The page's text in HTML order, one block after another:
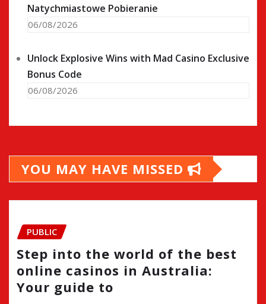
Natychmiastowe Pobieranie
06/08/2026
Unlock Explosive Wins with Mad Casino Exclusive
Bonus Code
06/08/2026
YOU MAY HAVE MISSED
PUBLIC
Step into the world of the best
online casinos in Australia:
Your guide to